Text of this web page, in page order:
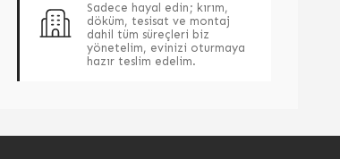
Sadece hayal edin; kırım,
döküm, tesisat ve montaj
dahil tüm süreçleri biz
yönetelim, evinizi oturmaya
hazır teslim edelim.